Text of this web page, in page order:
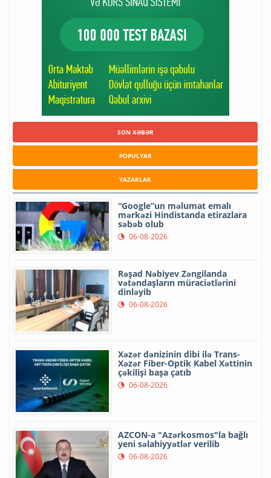
SON XƏBƏR
POPULYAR
YAZARLAR
“Google”un məlumat emalı
mərkəzi Hindistanda etirazlara
səbəb olub
06-08-2026
Rəşad Nəbiyev Zəngilanda
vətəndaşların müraciətlərini
dinləyib
06-08-2026
Xəzər dənizinin dibi ilə Trans-
Xəzər Fiber-Optik Kabel Xəttinin
çəkilişi başa çatıb
06-08-2026
AZCON-a "Azərkosmos"la bağlı
yeni səlahiyyətlər verilib
06-08-2026